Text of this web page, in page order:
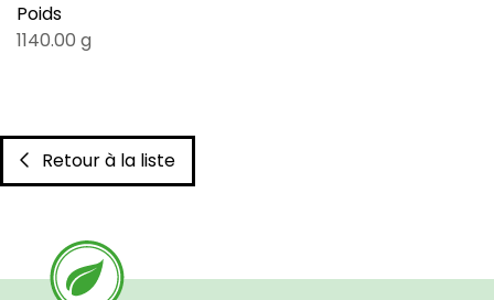
Poids
1140.00 g
Retour à la liste